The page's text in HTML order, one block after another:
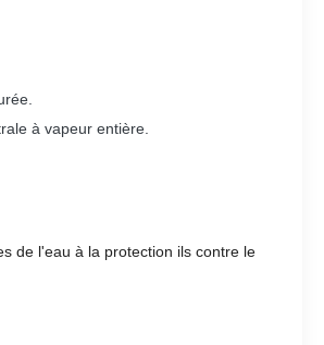
à vapeur entière.
de l'eau à la protection ils contre le